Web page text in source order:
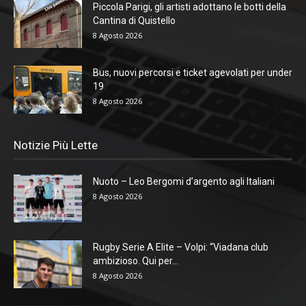
Piccola Parigi, gli artisti adottano le botti della
Cantina di Quistello
8 Agosto 2026
Bus, nuovi percorsi e ticket agevolati per under
19
8 Agosto 2026
Notizie Più Lette
Nuoto – Leo Bergomi d’argento agli Italiani
8 Agosto 2026
Rugby Serie A Elite – Volpi: “Viadana club
ambizioso. Qui per...
8 Agosto 2026